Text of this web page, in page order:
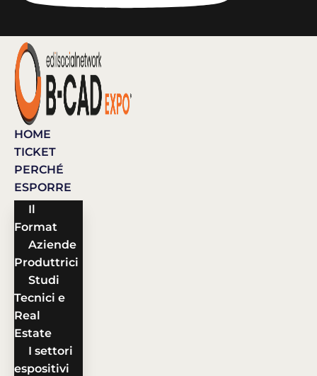
HOME
TICKET
PERCHÉ
ESPORRE
Il
Format
Aziende
Produttrici
Studi
Tecnici e
Real
Estate
I settori
espositivi